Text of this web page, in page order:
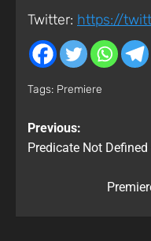
Twitter: https://
Tags: Premiere
Previous:
Predicate Not